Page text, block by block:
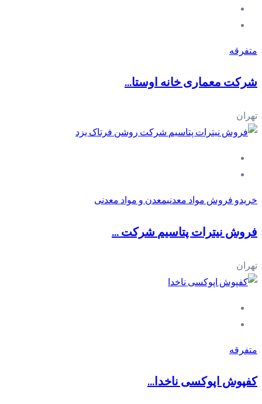
متفرقه
شرکت معماری خانه اوستا...
تهران
خریدو فروش مواد معدنیمعدن و مواد معدنی
فروش نیترات پتاسیم‎ شرکت ...
تهران
متفرقه
کفپوش اپوکسی ناخدا...